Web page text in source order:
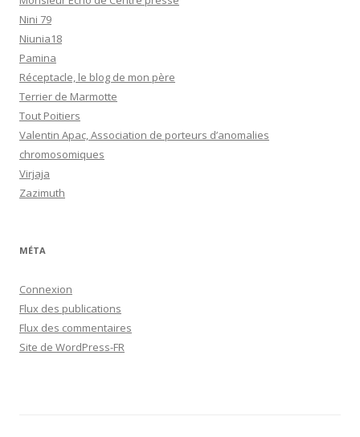
Nini 79
Niunia18
Pamina
Réceptacle, le blog de mon père
Terrier de Marmotte
Tout Poitiers
Valentin Apac, Association de porteurs d’anomalies
chromosomiques
Virjaja
Zazimuth
MÉTA
Connexion
Flux des publications
Flux des commentaires
Site de WordPress-FR